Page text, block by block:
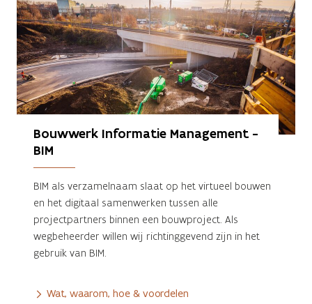
Bouwwerk Informatie Management -
BIM
BIM als verzamelnaam slaat op het virtueel bouwen
en het digitaal samenwerken tussen alle
projectpartners binnen een bouwproject. Als
wegbeheerder willen wij richtinggevend zijn in het
gebruik van BIM.
Wat, waarom, hoe & voordelen